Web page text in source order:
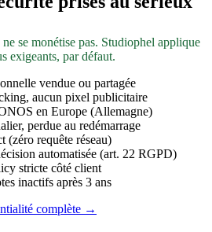
se monétise pas. Studiophel applique
exigeants, par défaut.
vendue ou partagée
aucun pixel publicitaire
en Europe (Allemagne)
perdue au redémarrage
(zéro requête réseau)
automatisée (art. 22 RGPD)
stricte côté client
inactifs après 3 ans
complète →